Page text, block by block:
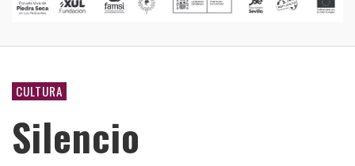
CULTURA
Silencio